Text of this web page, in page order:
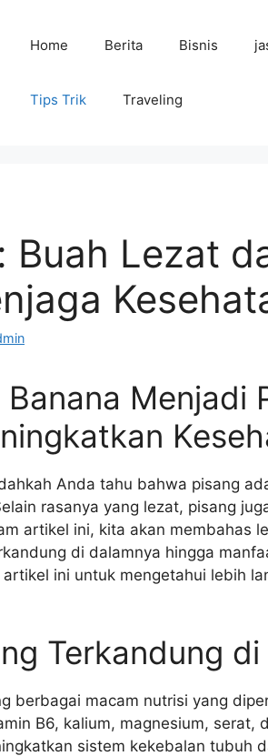
Home Berita Bisnis
Tips Trik Traveling
Buah Lezat
Menjadi
Anda tahu bahwa pisang
rasanya yang lezat, pisang
artikel ini, kita akan membahas
di dalamnya hingga
ini untuk mengetahui lebih
Terkandung
berbagai macam nutrisi yang
B6, kalium, magnesium, serat,
sistem kekebalan tubuh